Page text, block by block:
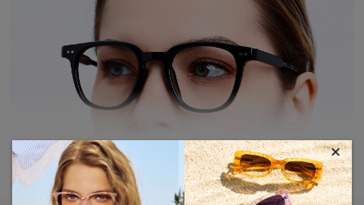
MOSTRAR MÁS
×